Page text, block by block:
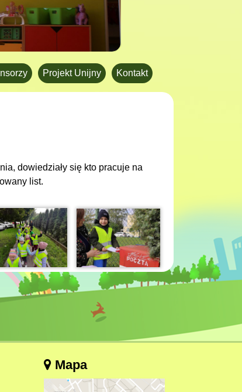
Projekt Unijny Kontakt
dowiedziały się kto pracuje na
list.
Mapa